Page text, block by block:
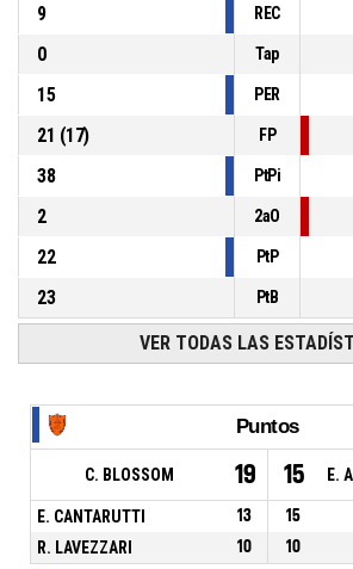
9
REC
0
Tap
15
PER
21 (17) FP
38
PtPi
2
2aO
22
PtP
23
PtB
VER TODAS LAS
Puntos
C. BLOSSOM 19 15 E.
E. CANTARUTTI 13 15
R. LAVEZZARI
10 10